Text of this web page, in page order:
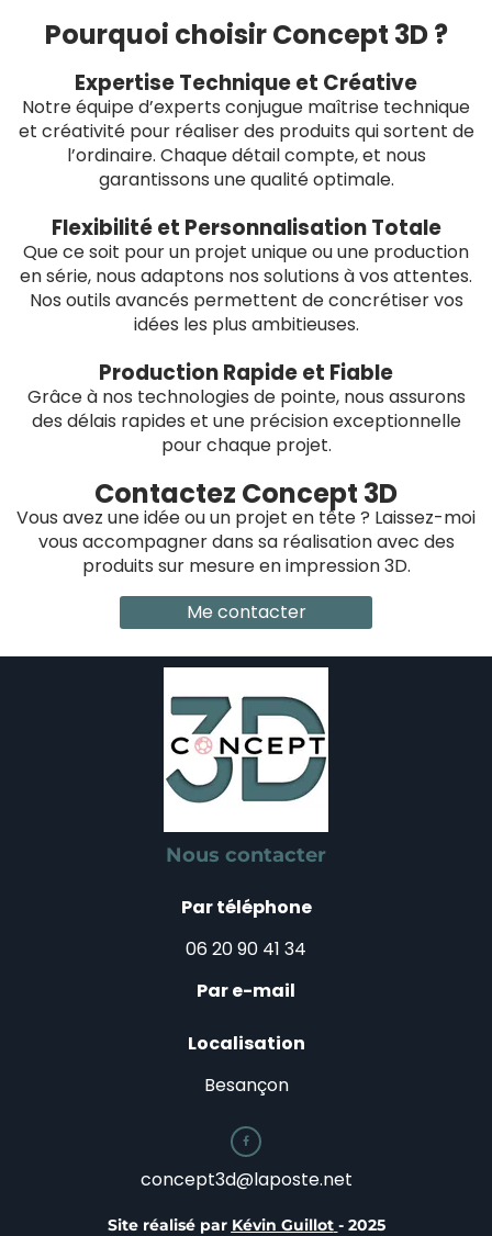
Pourquoi choisir Concept 3D ?
Expertise Technique et Créative
Notre équipe d’experts conjugue maîtrise technique
et créativité pour réaliser des produits qui sortent de
l’ordinaire. Chaque détail compte, et nous
garantissons une qualité optimale.
Flexibilité et Personnalisation Totale
Que ce soit pour un projet unique ou une production
en série, nous adaptons nos solutions à vos attentes.
Nos outils avancés permettent de concrétiser vos
idées les plus ambitieuses.
Production Rapide et Fiable
Grâce à nos technologies de pointe, nous assurons
des délais rapides et une précision exceptionnelle
pour chaque projet.
Contactez Concept 3D
Vous avez une idée ou un projet en tête ? Laissez-moi
vous accompagner dans sa réalisation avec des
produits sur mesure en impression 3D.
Me contacter
Nous contacter
Par téléphone
06 20 90 41 34
Par e-mail
Localisation
Besançon

concept3d@laposte.net
Site réalisé par Kévin Guillot - 2025